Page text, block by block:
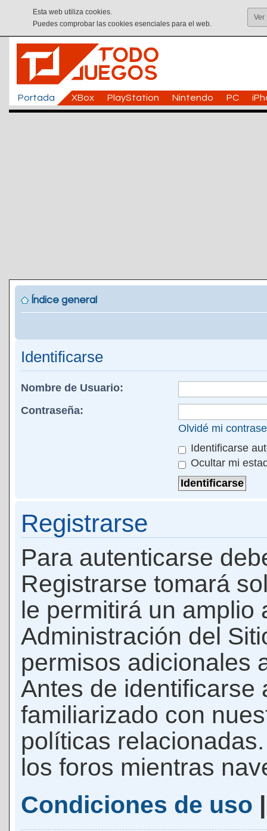
Esta web utiliza cookies.
Puedes comprobar las cookies esenciales para el web.
Ver
Portada XBox PlayStation Nintendo PC
Índice general
Identificarse
Nombre de Usuario:
Contraseña:
Olvidé mi
Identificarse
Ocultar mi
Registrarse
Para autenticarse
Registrarse tomará
le permitirá un amplio
Administración del
permisos adicionales
Antes de identificarse
familiarizado con
políticas
los foros mientras
Condiciones de uso